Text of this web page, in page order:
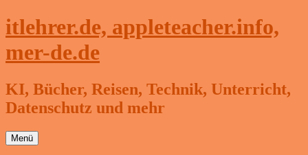
Zum
Inhalt
itlehrer.de, appleteacher.info,
mer-de.de
KI, Bücher, Reisen, Technik, Unterricht,
Datenschutz und mehr
Menü